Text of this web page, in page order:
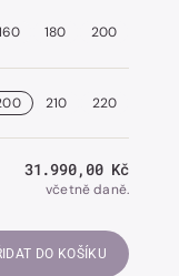
180 200
210 220
Běžná
cena
31.990,00 Kč
včetně daně.
DO KOŠÍKU